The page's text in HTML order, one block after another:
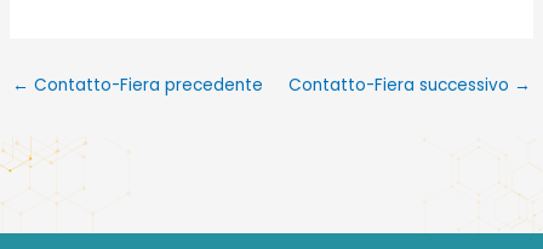
← Contatto-Fiera precedente Contatto-Fiera successivo →